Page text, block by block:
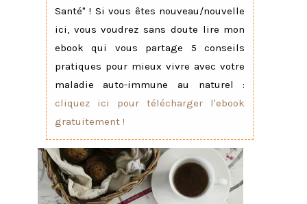
Santé" ! Si vous êtes nouveau/nouvelle
ici, vous voudrez sans doute lire mon
ebook qui vous partage 5 conseils
pratiques pour mieux vivre avec votre
maladie auto-immune au naturel :
cliquez ici pour télécharger l'ebook
gratuitement !